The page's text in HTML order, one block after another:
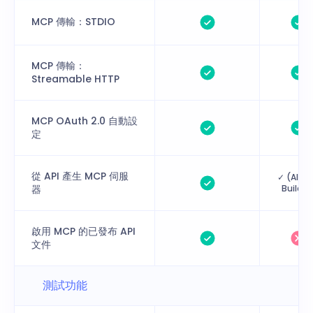
MCP 傳輸：STDIO
MCP 傳輸：
Streamable HTTP
MCP OAuth 2.0 自動設
定
從 API 產生 MCP 伺服
器
✓ (AI
啟用 MCP 的已發布 API
文件
測試功能